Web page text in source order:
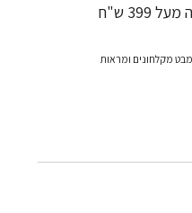
ש"ח
מקלחונים ומראות